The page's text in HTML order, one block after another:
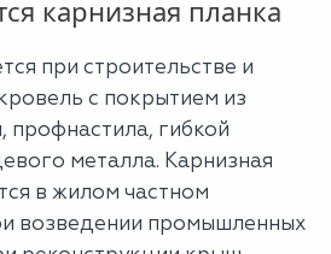
карнизная планка
при строительстве и
с покрытием из
профнастила, гибкой
металла. Карнизная
в жилом частном
возведении промышленных